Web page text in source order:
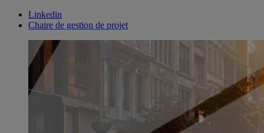
Linkedin
Chaire de gestion de projet